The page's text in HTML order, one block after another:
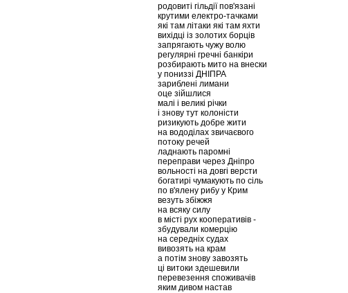
родовиті гільдії пов'язані
крутими електро-тачками
які там літаки які там яхти
вихідці із золотих борців
запрягають чужу волю
регулярні гречні банкіри
розбирають мито на внески
у пониззі ДНІПРА
зариблені лимани
оце зійшлися
малі і великі річки
і знову тут колоністи
ризикують добре жити
на вододілах звичаєвого
потоку речей
ладнають паромні
переправи через Дніпро
вольності на довгі версти
богатирі чумакують по сіль
по в'ялену рибу у Крим
везуть збіжжя
на всяку силу
в місті рух кооперативів -
збудували комерцію
на середніх судах
вивозять на крам
а потім знову завозять
ці витоки здешевили
перевезення споживачів
яким дивом настав